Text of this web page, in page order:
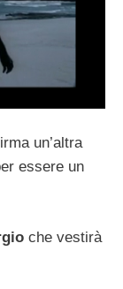
un’altra
essere un
che vestirà